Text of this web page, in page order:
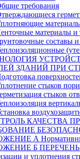
требования
материалы и
составы
ЗДАНИЙ ПРИ
стыков
стыков
КАЧЕСТВА
А
Б ПЕРЕЧЕНЬ
и уплотнения